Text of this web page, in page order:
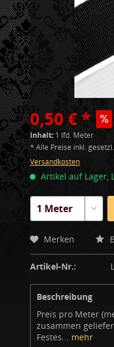
0,50 € *
Inhalt: 1 lfd. Meter
* Alle Preise inkl.
Versandkosten
Artikel auf Lager,
Merken
Artikel-Nr.:
Beschreibung
Preis pro Meter
zusammen
Festes... mehr